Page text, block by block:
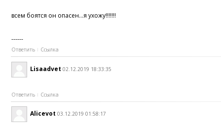
всем боятся он опасен...я ухожу!!!!!!!
------
Ответить Ссылка
Lisaadvet 02.12.2019 18:33:35
Ответить Ссылка
Alicevot 03.12.2019 01:58:17